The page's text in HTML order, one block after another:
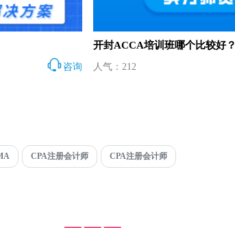
咨询
开封ACCA培训班哪个比较好？
人气：212
CPA注册会计师 CPA注册会计师